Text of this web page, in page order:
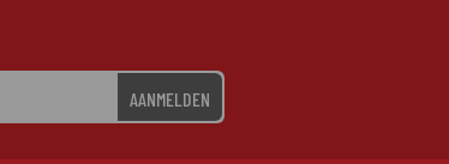
AANMELDEN